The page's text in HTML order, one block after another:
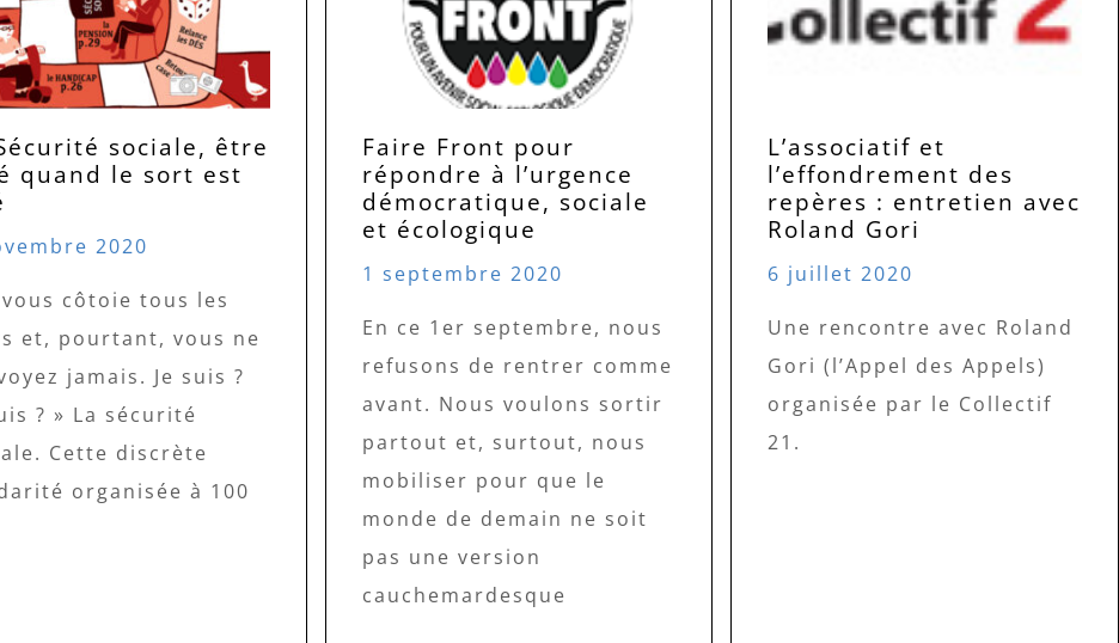
sociale, être
quand le sort est
2020
vous côtoie tous les
et, pourtant, vous ne
jamais. Je suis ?
? » La sécurité
Cette discrète
organisée à 100
Faire Front pour
répondre à l’urgence
démocratique, sociale
et écologique
1 septembre 2020
En ce 1er septembre, nous
refusons de rentrer comme
avant. Nous voulons sortir
partout et, surtout, nous
mobiliser pour que le
monde de demain ne soit
pas une version
cauchemardesque
L’associatif et
l’effondrement des
repères : entretien avec
Roland Gori
6 juillet 2020
Une rencontre avec Roland
Gori (l’Appel des Appels)
organisée par le Collectif
21.